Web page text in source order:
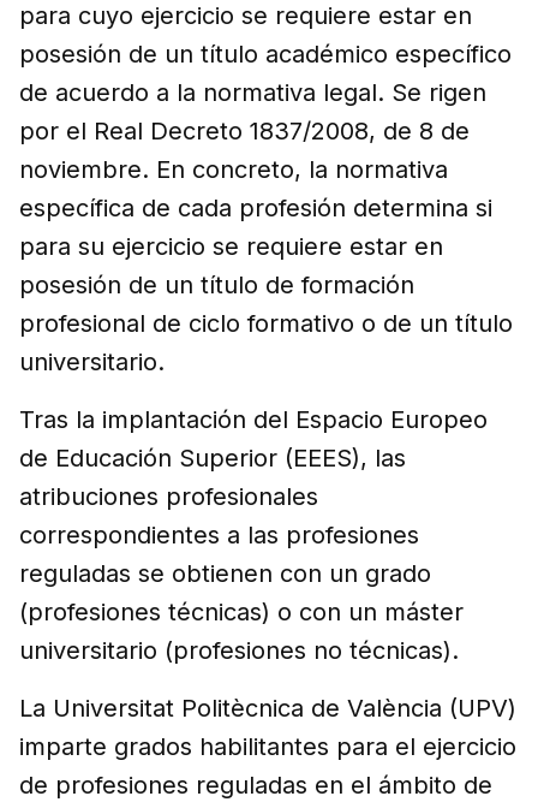
para cuyo ejercicio se requiere estar en
posesión de un título académico específico
de acuerdo a la normativa legal. Se rigen
por el Real Decreto 1837/2008, de 8 de
noviembre. En concreto, la normativa
específica de cada profesión determina si
para su ejercicio se requiere estar en
posesión de un título de formación
profesional de ciclo formativo o de un título
universitario.
Tras la implantación del Espacio Europeo
de Educación Superior (EEES), las
atribuciones profesionales
correspondientes a las profesiones
reguladas se obtienen con un grado
(profesiones técnicas) o con un máster
universitario (profesiones no técnicas).
La Universitat Politècnica de València (UPV)
imparte grados habilitantes para el ejercicio
de profesiones reguladas en el ámbito de